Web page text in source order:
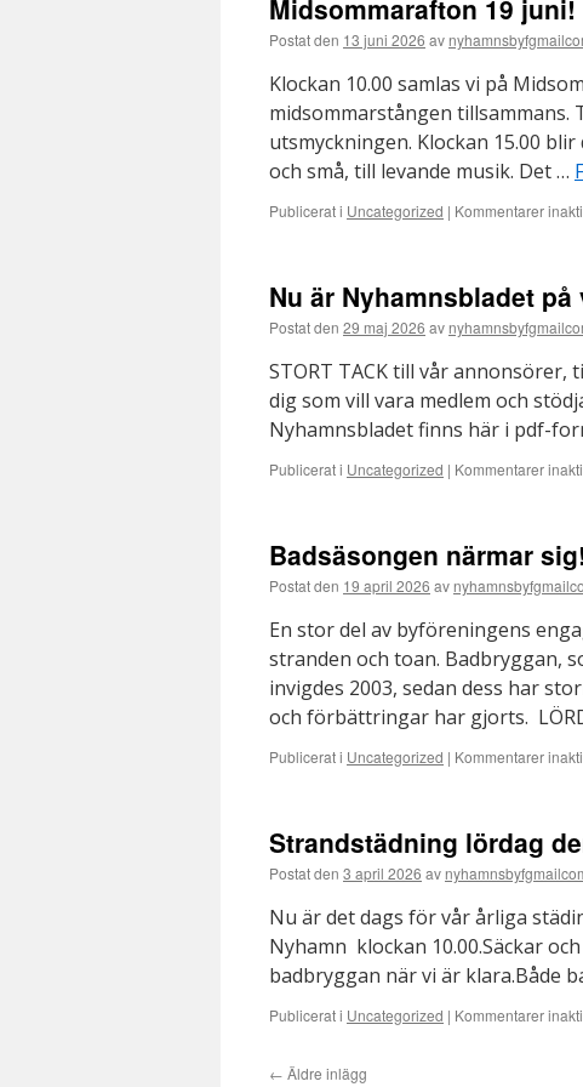
Midsommarafton 19 juni!
Postat den 13 juni 2026 av
Klockan 10.00 samlas vi på
midsommarstången tillsammans.
utsmyckningen. Klockan 15.00
och små, till levande musik. Det …
Publicerat i Uncategorized | Kommentarer
Nu är Nyhamnsbladet
Postat den 29 maj 2026 av
STORT TACK till vår
dig som vill vara medlem och
Nyhamnsbladet finns här i pdf-
Publicerat i Uncategorized | Kommentarer
Badsäsongen närmar sig!
Postat den 19 april 2026 av
En stor del av byföreningens
stranden och toan. Badbryggan,
invigdes 2003, sedan dess har
och förbättringar har gjorts.
Publicerat i Uncategorized | Kommentarer
Strandstädning lördag
Postat den 3 april 2026 av
Nu är det dags för vår årliga
Nyhamn klockan 10.00.Säckar
badbryggan när vi är klara.Både
Publicerat i Uncategorized | Kommentarer
← Äldre inlägg